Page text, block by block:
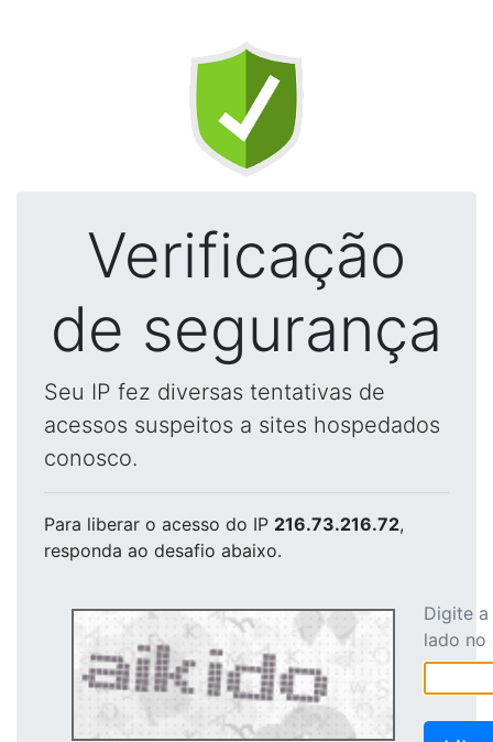
Verificação
de segurança
Seu IP fez diversas tentativas de
acessos suspeitos a sites hospedados
conosco.
Para liberar o acesso do IP 216.73.216.72,
responda ao desafio abaixo.
Digite
lado no